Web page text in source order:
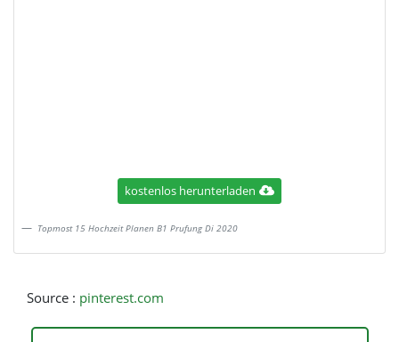
kostenlos herunterladen
Topmost 15 Hochzeit Planen B1 Prufung Di 2020
Source : pinterest.com